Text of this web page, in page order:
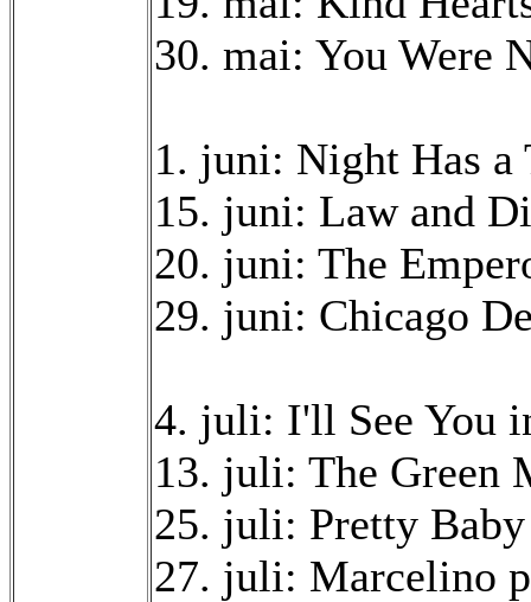
30. mai: You Were
1. juni: Night Has a
15. juni: Law and
20. juni: The
29. juni: Chicago
4. juli: I'll See You
13. juli: The Green
25. juli: Pretty
27. juli: Marcelino